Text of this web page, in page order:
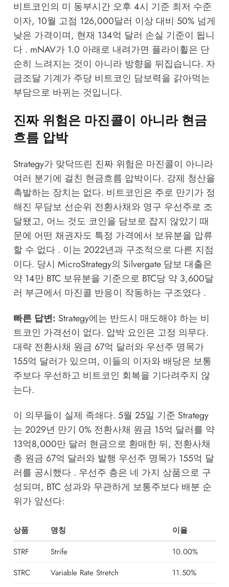
비트코인의 미 동부시간 오후 4시 기준 최저 수준
이자, 10월 고점 126,000달러 이상 대비 50% 넘게
낮은 가격이며, 현재 134억 달러 손실 기준이 됩니
다 . mNAV가 1.0 아래로 내려가면 플라이휠은 단
순히 느려지는 것이 아니라 방향을 뒤집습니다. 자
금조달 기계가 주당 비트코인 담보력을 갉아먹는
부담으로 바뀌는 것입니다.
진짜 위험은 마진콜이 아니라 현금
흐름 압박
Strategy가 맞닥뜨린 진짜 위험은 마진콜이 아니라
여러 분기에 걸친 현금흐름 압박이다. 강제 청산을
촉발하는 장치는 없다. 비트코인은 주로 만기가 정
해진 무담보 선순위 전환사채와 영구 우선주로 조
달됐고, 어느 것도 코인을 담보로 잡지 않았기 때
문에 어떤 채권자도 특정 가격에서 보유분을 압류
할 수 없다 . 이는 2022년과 구조적으로 다른 지점
이다. 당시 MicroStrategy의 Silvergate 담보 대출은
약 14만 BTC 보유분을 기준으로 BTC당 약 3,600달
러 부근에서 마진콜 반응이 작동하는 구조였다 .
빠른 답변: Strategy에는 반드시 매도해야 하는 비
트코인 가격선이 없다. 압박 요인은 고정 의무다.
대략 전환사채 원금 67억 달러와 우선주 명목가
155억 달러가 있으며, 이들의 이자와 배당은 보통
주보다 우선하고 비트코인 회복을 기다려주지 않
는다.
이 의무들이 실제 족쇄다. 5월 25일 기준 Strategy
는 2029년 만기 0% 전환사채 원금 15억 달러를 약
13억8,000만 달러 현금으로 환매한 뒤, 전환사채
총 원금 67억 달러와 발행 우선주 명목가 155억 달
러를 공시했다 . 우선주 층은 네 가지 상품으로 구
성되며, BTC 성과와 무관하게 보통주보다 배분 순
위가 앞선다:
상품 명칭
이율
STRF
Strife
10.00%
STRC
Variable Rate Stretch
11.50%